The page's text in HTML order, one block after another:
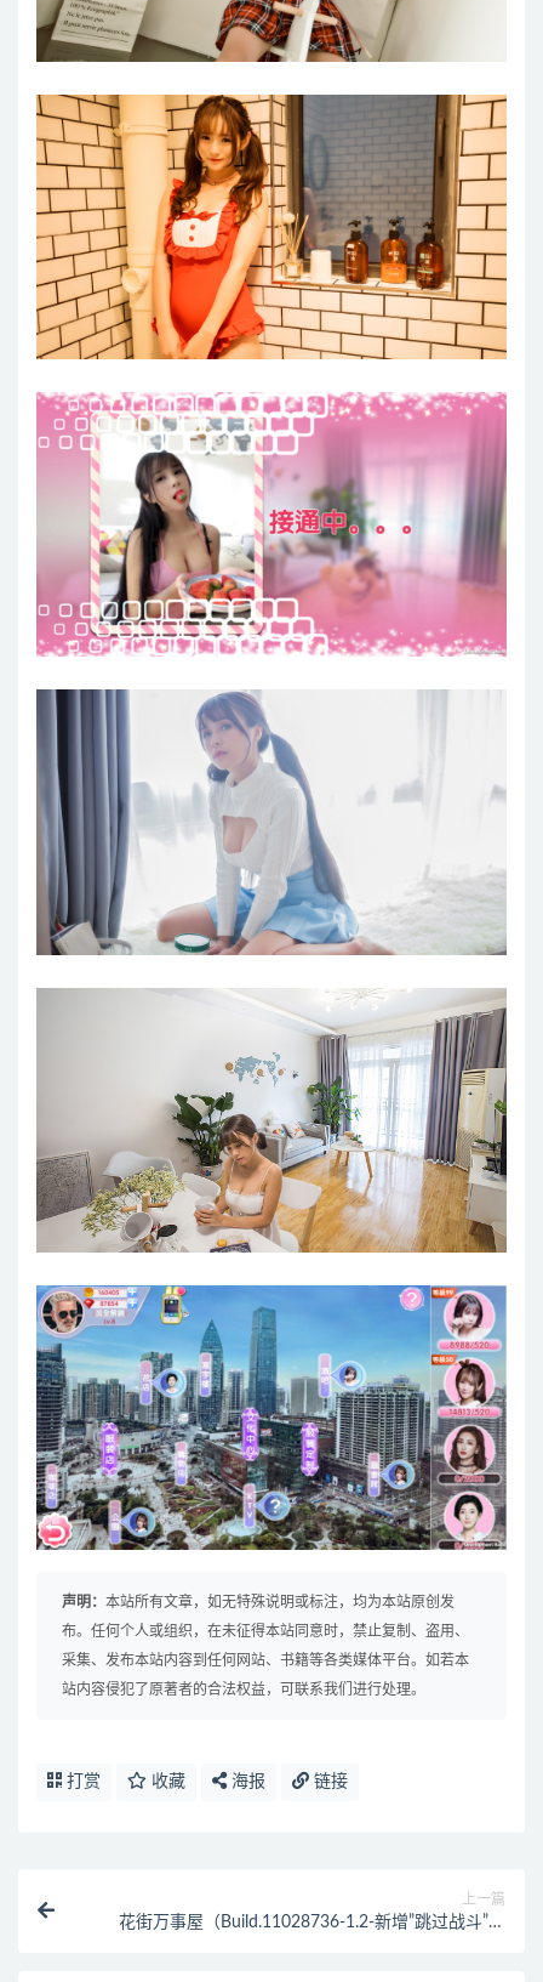
声明： 本站所有文章，如无特殊说明或标注，均为本站原创发
布。任何个人或组织，在未征得本站同意时，禁止复制、盗用、
采集、发布本站内容到任何网站、书籍等各类媒体平台。如若本
站内容侵犯了原著者的合法权益，可联系我们进行处理。
打赏 收藏 海报 链接
上一篇
花街万事屋（Build.11028736-1.2-新增”跳过战斗”功